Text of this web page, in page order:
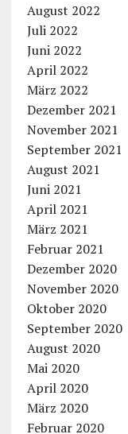
August 2022
Juli 2022
Juni 2022
April 2022
März 2022
Dezember 2021
November 2021
September 2021
August 2021
Juni 2021
April 2021
März 2021
Februar 2021
Dezember 2020
November 2020
Oktober 2020
September 2020
August 2020
Mai 2020
April 2020
März 2020
Februar 2020